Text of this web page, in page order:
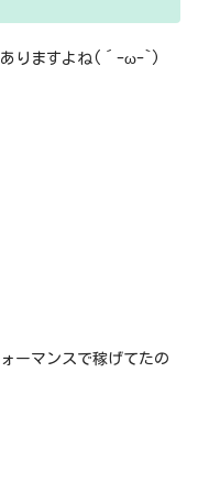
ありますよね(´-ω-`)
ーマンスで稼げてたの